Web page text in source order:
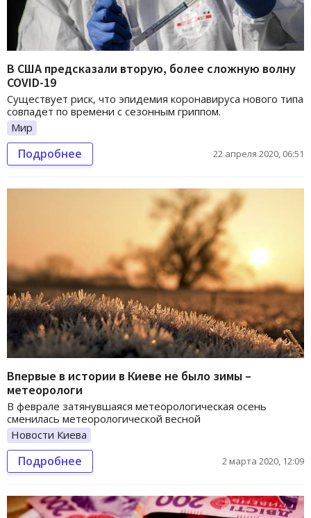
В США предсказали вторую, более сложную волну
COVID-19
Существует риск, что эпидемия коронавируса нового типа
совпадет по времени с сезонным гриппом.
Мир
Подробнее 22 апреля 2020, 06:51
Впервые в истории в Киеве не было зимы –
метеорологи
В феврале затянувшаяся метеорологическая осень
сменилась метеорологической весной
Новости Киева
Подробнее 2 марта 2020, 12:09